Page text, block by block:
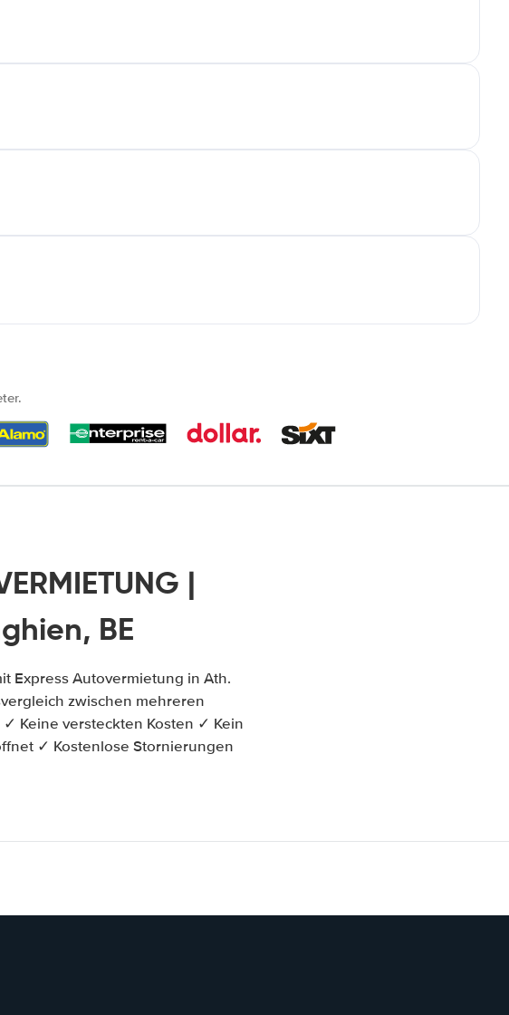
|
BE
Express Autovermietung in Ath.
zwischen mehreren
Keine versteckten Kosten ✓ Kein
✓ Kostenlose Stornierungen